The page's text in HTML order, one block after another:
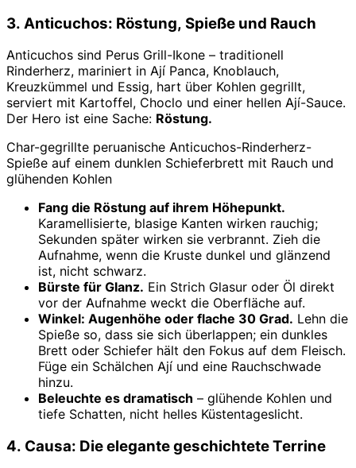
3. Anticuchos: Röstung, Spieße und Rauch
Anticuchos sind Perus Grill-Ikone – traditionell
Rinderherz, mariniert in Ají Panca, Knoblauch,
Kreuzkümmel und Essig, hart über Kohlen gegrillt,
serviert mit Kartoffel, Choclo und einer hellen Ají-Sauce.
Der Hero ist eine Sache: Röstung.
Char-gegrillte peruanische Anticuchos-Rinderherz-
Spieße auf einem dunklen Schieferbrett mit Rauch und
glühenden Kohlen
Fang die Röstung auf ihrem Höhepunkt.
Karamellisierte, blasige Kanten wirken rauchig;
Sekunden später wirken sie verbrannt. Zieh die
Aufnahme, wenn die Kruste dunkel und glänzend
ist, nicht schwarz.
Bürste für Glanz. Ein Strich Glasur oder Öl direkt
vor der Aufnahme weckt die Oberfläche auf.
Winkel: Augenhöhe oder flache 30 Grad. Lehn die
Spieße so, dass sie sich überlappen; ein dunkles
Brett oder Schiefer hält den Fokus auf dem Fleisch.
Füge ein Schälchen Ají und eine Rauchschwade
hinzu.
Beleuchte es dramatisch – glühende Kohlen und
tiefe Schatten, nicht helles Küstentageslicht.
4. Causa: Die elegante geschichtete Terrine